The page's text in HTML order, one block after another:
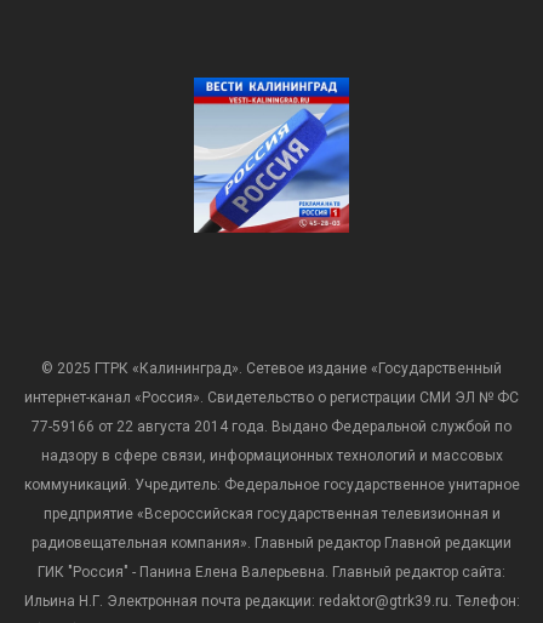
© 2025 ГТРК «Калининград». Сетевое издание «Государственный
интернет-канал «Россия». Свидетельство о регистрации СМИ ЭЛ № ФС
77-59166 от 22 августа 2014 года. Выдано Федеральной службой по
надзору в сфере связи, информационных технологий и массовых
коммуникаций. Учредитель: Федеральное государственное унитарное
предприятие «Всероссийская государственная телевизионная и
радиовещательная компания». Главный редактор Главной редакции
ГИК "Россия" - Панина Елена Валерьевна. Главный редактор сайта:
Ильина Н.Г. Электронная почта редакции: redaktor@gtrk39.ru. Телефон: